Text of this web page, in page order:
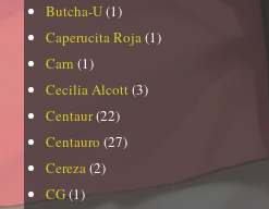
Butcha-U(1)
Caperucita Roja(1)
Carn (1)
Cecilia Alcott (3)
Centaur(22)
Centauro (27)
Cereza(2)
CG(1)